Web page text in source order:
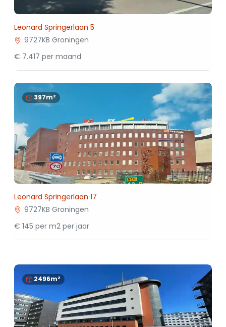
Leonard Springerlaan 5
9727KB Groningen
€ 7.417 per maand
397m²
Leonard Springerlaan 17
9727KB Groningen
€ 145 per m2 per jaar
2496m²